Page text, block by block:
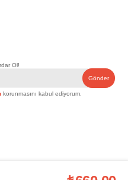
Ol!
Gönder
korunmasını kabul ediyorum.
. Tüm hakları saklıdır.